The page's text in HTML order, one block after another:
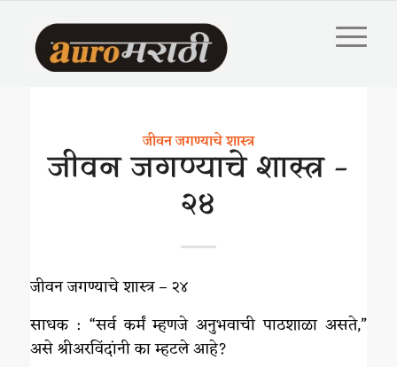
जीवन जगण्याचे शास्त्र
जीवन जगण्याचे शास्त्र –
२४
जीवन जगण्याचे शास्त्र – २४
साधक : “सर्व कर्मं म्हणजे अनुभवाची पाठशाळा असते,”
असे श्रीअरविंदांनी का म्हटले आहे?